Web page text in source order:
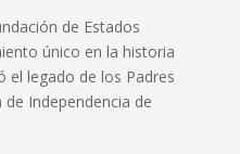
de Estados
único en la historia
el legado de los Padres
Independencia de